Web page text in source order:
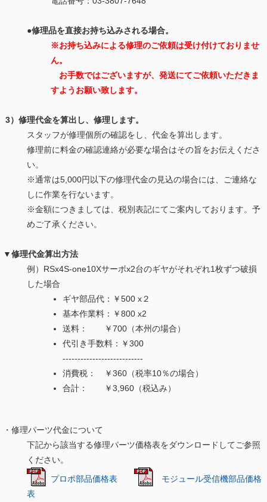
●修理品を直接お持ち込みされる場合。
※お持ち込みによる修理のご依頼は受け付けておりませ
ん。
お手数ではございますが、発送にてご依頼いただきま
すようお願い致します。
3）修理代金を算出し、修理します。
スタッフが修理個所の確認をし、代金を算出します。
修理前に料金の確認連絡が必要な場合はその旨をお伝えくださ
い。
※通常は5,000円以下の修理代金の見込の場合には、ご連絡な
しに作業を行ないます。
※金額につきましては、税別表記にてご案内しております。予
めご了承ください。
▼修理代金算出方法
例）RSx4S-one10Xサーボx2台のギヤがそれぞれ1枚ずつ破損
した場合
ギヤ部品代：￥500 x２
基本作業料：￥800 x2
送料： ￥700（本州の場合）
代引き手数料：￥300
---------------------------
消費税： ￥360（税率10％の場合）
合計： ￥3,960（税込み）
・修理パーツ代金について
下記から該当する修理パーツ価格表をダウンロードしてご参照
ください。
プロポ部品価格表
モジュール受信機部品価格
表